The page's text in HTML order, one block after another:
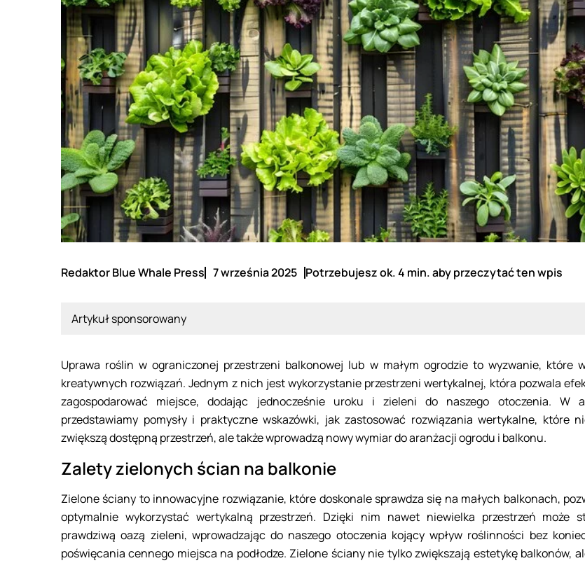
Redaktor Blue Whale Press 7 września 2025 Potrzebujesz ok. 4 min. aby przeczytać ten wpis
Artykuł sponsorowany
Uprawa roślin w ograniczonej przestrzeni balkonowej lub w małym ogrodzie to wyzwanie, które
kreatywnych rozwiązań. Jednym z nich jest wykorzystanie przestrzeni wertykalnej, która pozwala
zagospodarować miejsce, dodając jednocześnie uroku i zieleni do naszego otoczenia. W
przedstawiamy pomysły i praktyczne wskazówki, jak zastosować rozwiązania wertykalne, które
zwiększą dostępną przestrzeń, ale także wprowadzą nowy wymiar do aranżacji ogrodu i balkonu.
Zalety zielonych ścian na balkonie
Zielone ściany to innowacyjne rozwiązanie, które doskonale sprawdza się na małych balkonach,
optymalnie wykorzystać wertykalną przestrzeń. Dzięki nim nawet niewielka przestrzeń może
prawdziwą oazą zieleni, wprowadzając do naszego otoczenia kojący wpływ roślinności bez
poświęcania cennego miejsca na podłodze. Zielone ściany nie tylko zwiększają estetykę balkonów,